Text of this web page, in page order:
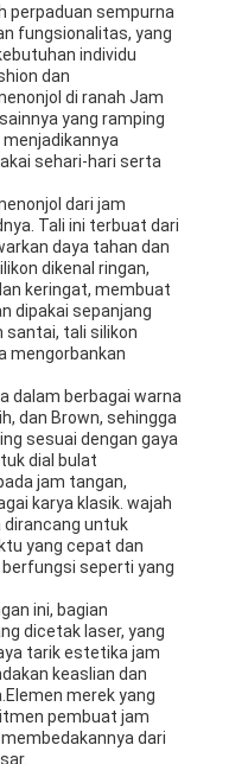
perpaduan sempurna
fungsionalitas, yang
individu
dan
di ranah Jam
yang ramping
sehari-hari serta
dari jam
Tali ini terbuat dari
daya tahan dan
dikenal ringan,
keringat, membuat
dipakai sepanjang
santai, tali silikon
mengorbankan
dalam berbagai warna
dan Brown, sehingga
sesuai dengan gaya
dial bulat
jam tangan,
karya klasik. wajah
dirancang untuk
yang cepat dan
seperti yang
ini, bagian
dicetak laser, yang
tarik estetika jam
keaslian dan
merek yang
pembuat jam
dari